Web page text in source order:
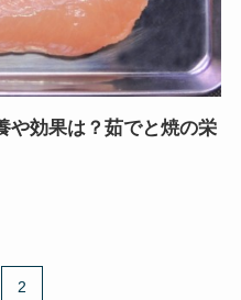
や効果は？茹でと焼の栄
2